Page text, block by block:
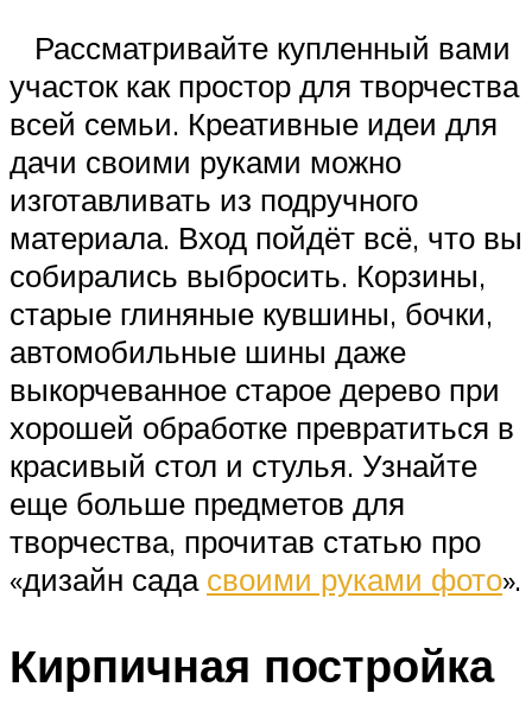
Рассматривайте купленный вами
участок как простор для творчества
всей семьи. Креативные идеи для
дачи своими руками можно
изготавливать из подручного
материала. Вход пойдёт всё, что вы
собирались выбросить. Корзины,
старые глиняные кувшины, бочки,
автомобильные шины даже
выкорчеванное старое дерево при
хорошей обработке превратиться в
красивый стол и стулья. Узнайте
еще больше предметов для
творчества, прочитав статью про
«дизайн сада своими руками фото».
Кирпичная постройка